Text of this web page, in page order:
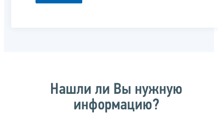
Нашли ли Вы нужную
информацию?